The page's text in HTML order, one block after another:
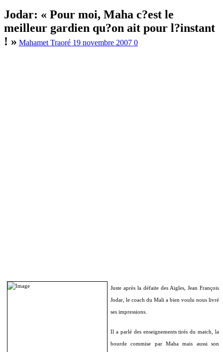
Jodar: « Pour moi, Maha c?est le
meilleur gardien qu?on ait pour l?instant
! » Mahamet Traoré 19 novembre 2007 0
Juste après la défaite des Aigles, Jean François
Jodar, le coach du Mali a bien voulu nous livré
ses impressions.
Il a parlé des enseignements tirés du match, la
bourde commise par Maha mais aussi son